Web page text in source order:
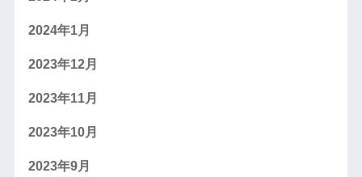
2024年1月
2023年12月
2023年11月
2023年10月
2023年9月